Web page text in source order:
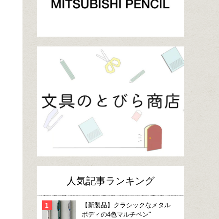
人気記事ランキング
【新製品】クラシックなメタル
ボディの4色マルチペン"